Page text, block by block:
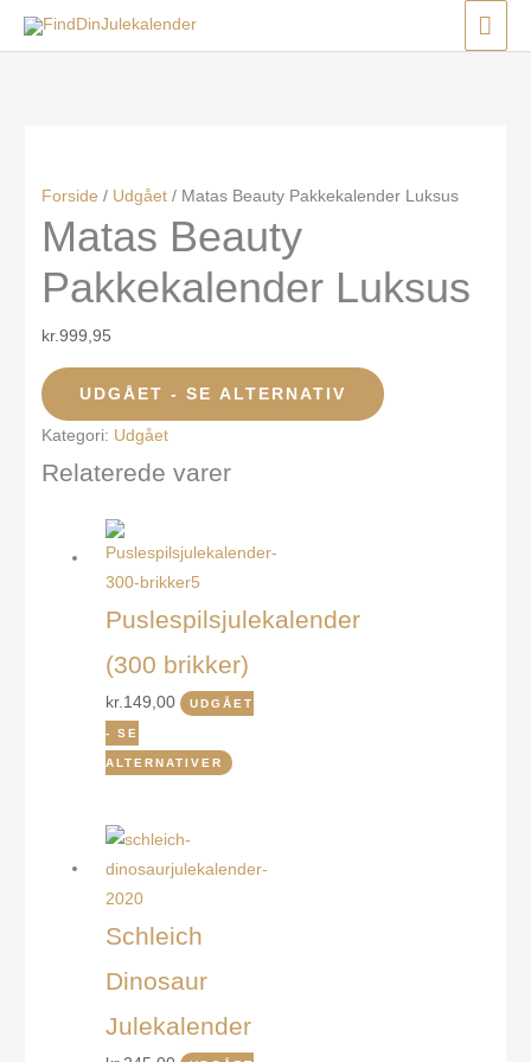
Forside / Udgået/ Matas Beauty Pakkekalender Luksus
Matas Beauty
Pakkekalender Luksus
kr.999,95
UDGÅET - SE ALTERNATIV
Kategori: Udgået
Relaterede varer
Puslespilsjulekalender
(300 brikker)
kr.149,00 UDGÅET
- SE
ALTERNATIVER
Schleich
Dinosaur
Julekalender
Menu
Menu
Menu